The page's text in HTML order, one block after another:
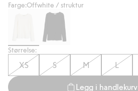
Farge:Offwhite / struktur
Størrelse:
XS S M L
Legg i handlekurv